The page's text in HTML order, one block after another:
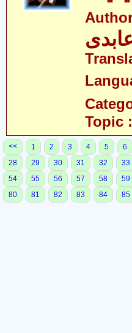
Topic :
<< 1 2 3 4 5 6
28
29 30 31 32 33
54
55 56 57 58 59
80
81 82 83 84 85